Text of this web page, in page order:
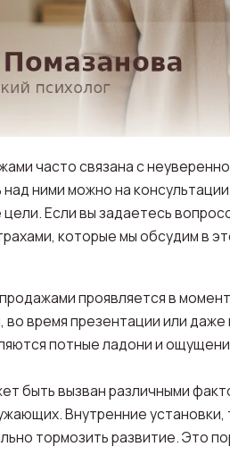
часто связана с
над ними можно на
Если вы задаетесь
которые мы обсудим в
проявляется в
время презентации или
потные ладони и
быть вызван различными
Внутренние установки,
тормозить развитие. Это